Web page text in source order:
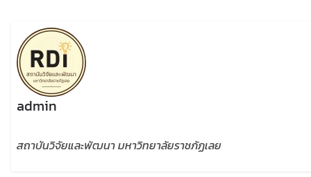
admin
สถาบันวิจัยและพัฒนา มหาวิทยาลัยราชภัฏเลย